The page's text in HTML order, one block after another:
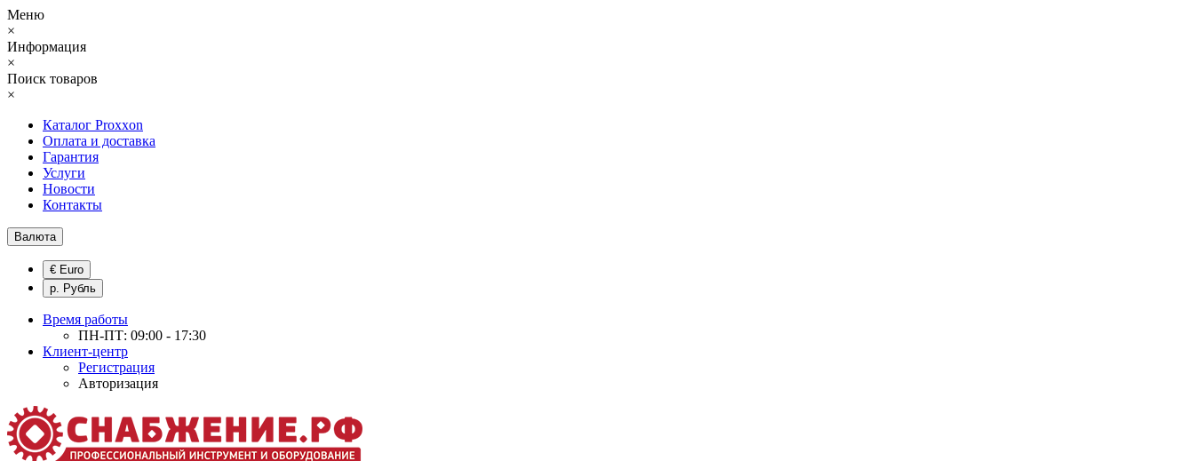
Меню
×
Информация
×
Поиск товаров
×
Каталог Proxxon
Оплата и доставка
Гарантия
Услуги
Новости
Контакты
Валюта
€ Euro
р. Рубль
Время работы
ПН-ПТ: 09:00 - 17:30
Клиент-центр
Регистрация
Авторизация